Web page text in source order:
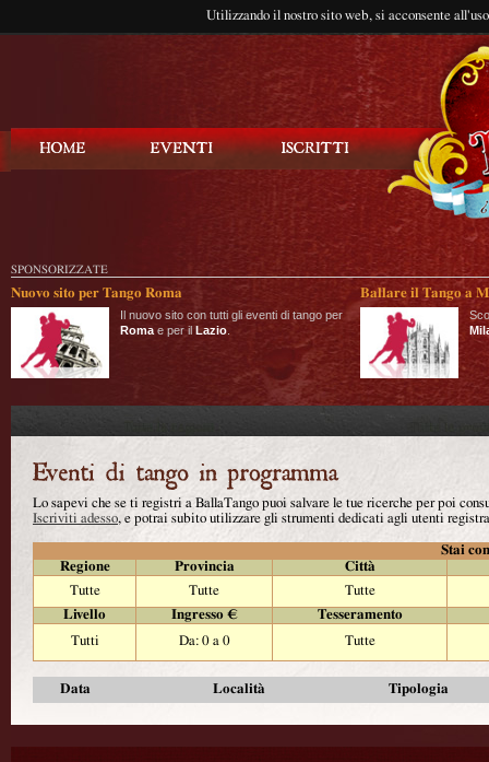
Utilizzando il nostro sito web, si acconsente
SPONSORIZZATE
Nuovo sito per Tango Roma
Il nuovo sito con tutti gli eventi di tango per
Roma e per il Lazio
Ballare il Tango a
Lo sapevi che se ti registri a BallaTango puoi salvare le tue ricerche per poi
Iscriviti adesso, e potrai subito utilizzare gli strumenti dedicati agli utenti
Stai
Regione
Provincia
Città
Tutte
Tutte
Tutte
Livello
Ingresso €
Tesseramento
Tutti
Da: 0 a 0 Tutte
Data Località Tipologia